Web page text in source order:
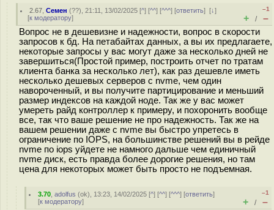
2.67 ,Семен (??), 21:11, 13/02/2025 [^] [^^] [^^^] [ответить][↓]
[к модератору]
–1
+ / –
Вопрос не в дешевизне и надежности, вопрос в скорости
запросов к бд. На петабайтах данных, а вы их предлагаете,
некоторые запросы у вас могут даже за несколько дней не
завершиться(Простой пример, построить отчет по тратам
клиента банка за несколько лет), как раз дешевле иметь
несколько дешевых серверов с nvme, чем один
навороченный, и вы получите партицирование и меньший
размер индексов на каждой ноде. Так же у вас может
умереть райд контроллер к примеру, и похоронить вообще
все, так что ваше решение не про надежность. Так же на
вашем решении даже с nvme вы быстро упретесь в
ограничение по IOPS, на большинстве решений вы в рейде
nvme по iops уйдете не намного дальше чем единичный
nvme диск, есть правда более дорогие решения, но там
цена для некоторых может быть просто не подъемная.
3.70 ,adolfus (ok), 13:23, 14/02/2025 [^] [^^] [^^^] [ответить]
[к модератору]
–1
+ / –